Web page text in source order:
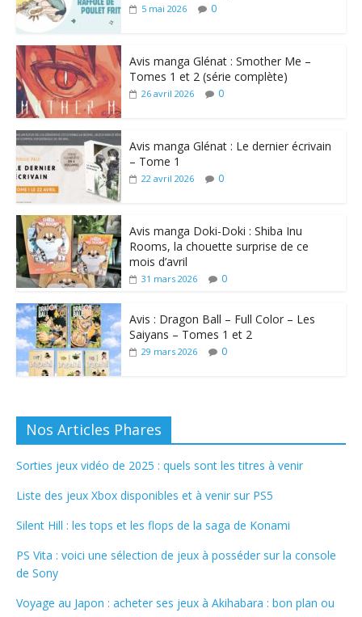
5 mai 2026 0
Avis manga Glénat : Smother Me –
Tomes 1 et 2 (série complète)
26 avril 2026 0
Avis manga Glénat : Le dernier écrivain
– Tome 1
22 avril 2026 0
Avis manga Doki-Doki : Shiba Inu
Rooms, la chouette surprise de ce
mois d’avril
31 mars 2026 0
Avis : Dragon Ball – Full Color – Les
Saiyans – Tomes 1 et 2
29 mars 2026 0
Nos Articles Phares
Sorties jeux vidéo de 2025 : quels sont les titres à venir
Liste des jeux Xbox disponibles et à venir sur PS5
Silent Hill : les tops et les flops de la saga de Konami
PS Vita : voici une sélection de jeux à posséder sur la console
de Sony
Voyage au Japon : acheter ses jeux à Akihabara : bon plan ou